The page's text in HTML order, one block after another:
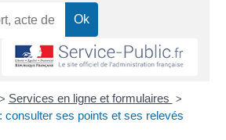
> Services en ligne et formulaires >
consulter ses points et ses relevés